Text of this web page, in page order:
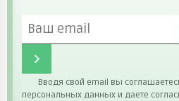
Вводя свой email вы
персональных данных и даете